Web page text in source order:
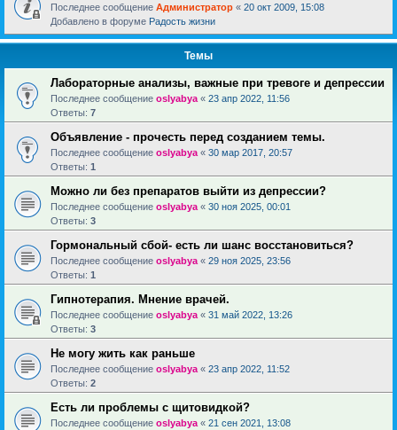
Последнее сообщение Администратор « 20 окт 2009, 15:08
Добавлено в форуме Радость жизни
Темы
Лабораторные анализы, важные при тревоге и депрессии
Последнее сообщение oslyabya « 23 апр 2022, 11:56
Ответы: 7
Объявление - прочесть перед созданием темы.
Последнее сообщение oslyabya « 30 мар 2017, 20:57
Ответы: 1
Можно ли без препаратов выйти из депрессии?
Последнее сообщение oslyabya « 30 ноя 2025, 00:01
Ответы: 3
Гормональный сбой- есть ли шанс восстановиться?
Последнее сообщение oslyabya « 29 ноя 2025, 23:56
Ответы: 1
Гипнотерапия. Мнение врачей.
Последнее сообщение oslyabya « 31 май 2022, 13:26
Ответы: 3
Не могу жить как раньше
Последнее сообщение oslyabya « 23 апр 2022, 11:52
Ответы: 2
Есть ли проблемы с щитовидкой?
Последнее сообщение oslyabya « 21 сен 2021, 13:08